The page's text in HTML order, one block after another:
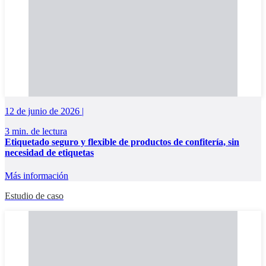
12 de junio de 2026 |
3 min. de lectura
Etiquetado seguro y flexible de productos de confitería, sin
necesidad de etiquetas
Más información
Estudio de caso